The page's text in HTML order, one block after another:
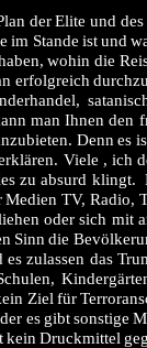
der Elite und
im Stande ist und
wohin die
erfolgreich
man Ihnen den
Denn es
Viele ,
zu absurd klingt.
TV, Radio,
oder sich mit
Sinn die
es zulassen das
Ziel für
es gibt sonstige
kein Druckmittel